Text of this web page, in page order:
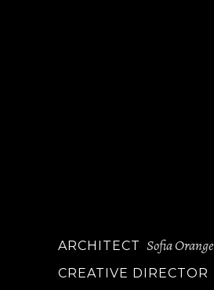
ARCHITECT Sofia Orange
CREATIVE DIRECTOR